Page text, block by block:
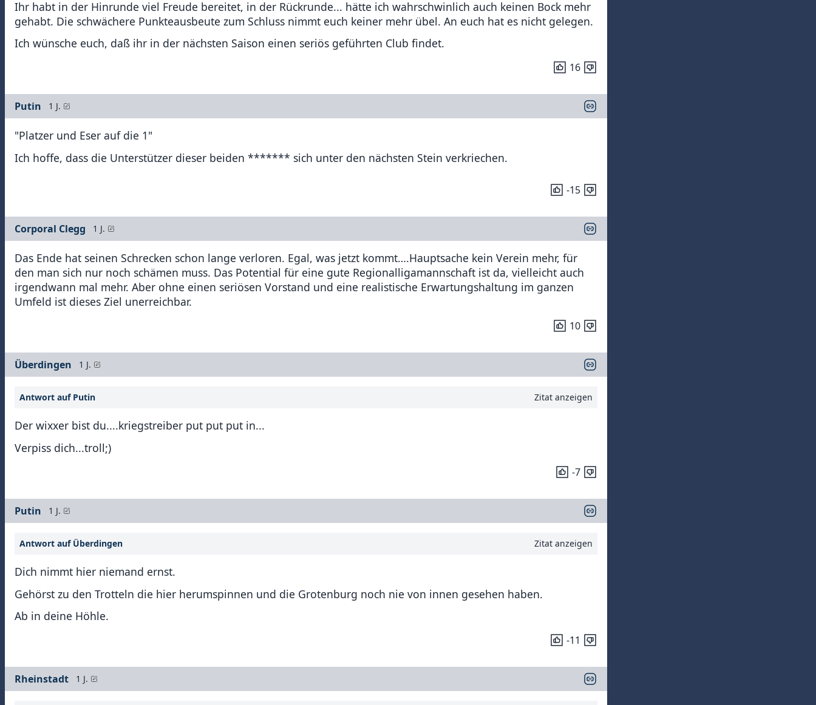
Ihr habt in der Hinrunde viel Freude bereitet, in der Rückrunde... hätte ich wahrschwinlich auch keinen Bock mehr
gehabt. Die schwächere Punkteausbeute zum Schluss nimmt euch keiner mehr übel. An euch hat es nicht gelegen.
Ich wünsche euch, daß ihr in der nächsten Saison einen seriös geführten Club findet.
16
Putin 1 J.
"Platzer und Eser auf die 1"
Ich hoffe, dass die Unterstützer dieser beiden ******* sich unter den nächsten Stein verkriechen.
-15
Corporal Clegg 1 J.
Das Ende hat seinen Schrecken schon lange verloren. Egal, was jetzt kommt….Hauptsache kein Verein mehr, für
den man sich nur noch schämen muss. Das Potential für eine gute Regionalligamannschaft ist da, vielleicht auch
irgendwann mal mehr. Aber ohne einen seriösen Vorstand und eine realistische Erwartungshaltung im ganzen
Umfeld ist dieses Ziel unerreichbar.
10
Überdingen 1 J.
Antwort auf Putin Zitat anzeigen
Der wixxer bist du....kriegstreiber put put put in...
Verpiss dich...troll;)
-7
Putin 1 J.
Antwort auf Überdingen Zitat anzeigen
Dich nimmt hier niemand ernst.
Gehörst zu den Trotteln die hier herumspinnen und die Grotenburg noch nie von innen gesehen haben.
Ab in deine Höhle.
-11
Rheinstadt 1 J.